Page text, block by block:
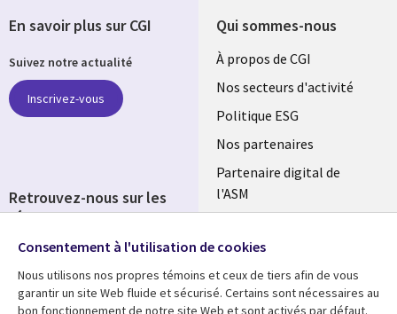
Qui sommes-nous
Useful
links
FRANCE
À propos de CGI
Nos secteurs d'activité
Politique ESG
Nos partenaires
Partenaire digital de
l'ASM
Fusions
En savoir plus sur CGI
Suivez notre actualité
Inscrivez-vous
Retrouvez-nous sur les
réseaux
Social
Media
FRANCE
Consentement à l'utilisation de cookies
Nous utilisons nos propres témoins et ceux de tiers afin de vous
garantir un site Web fluide et sécurisé. Certains sont nécessaires au
bon fonctionnement de notre site Web et sont activés par défaut.